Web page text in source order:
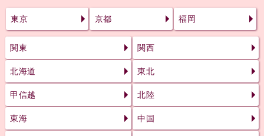
東京 京都 福岡
関東 関西
北海道 東北
甲信越 北陸
東海 中国